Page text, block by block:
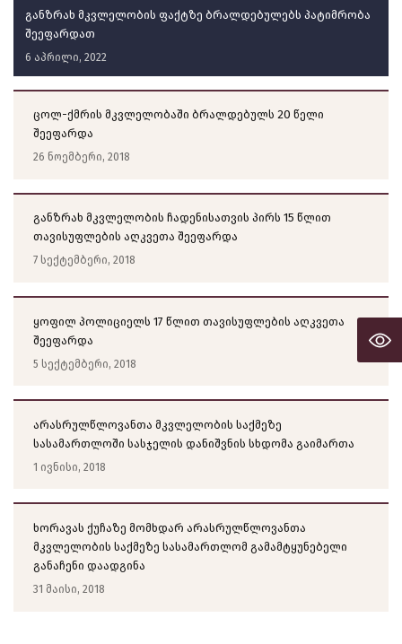
განზრახ მკვლელობის ფაქტზე ბრალდებულებს პატიმრობა
შეეფარდათ
6 აპრილი, 2022
ცოლ-ქმრის მკვლელობაში ბრალდებულს 20 წელი
შეეფარდა
26 ნოემბერი, 2018
განზრახ მკვლელობის ჩადენისათვის პირს 15 წლით
თავისუფლების აღკვეთა შეეფარდა
7 სექტემბერი, 2018
ყოფილ პოლიციელს 17 წლით თავისუფლების აღკვეთა
შეეფარდა
5 სექტემბერი, 2018
არასრულწლოვანთა მკვლელობის საქმეზე
სასამართლოში სასჯელის დანიშვნის სხდომა გაიმართა
1 ივნისი, 2018
ხორავას ქუჩაზე მომხდარ არასრულწლოვანთა
მკვლელობის საქმეზე სასამართლომ გამამტყუნებელი
განაჩენი დაადგინა
31 მაისი, 2018